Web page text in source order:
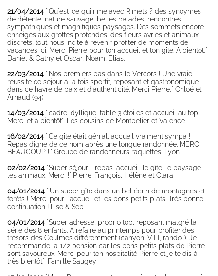
21/04/2014 ''Qu'est-ce qui rime avec Rimets ? des synoymes
de détente, nature sauvage, belles balades, rencontres
sympathiques et magnifiques paysages. Des sommets encore
enneigés aux grottes profondes, des fleurs avriés et animaux
discrets, tout nous incite à revenir profiter de moments de
vacances ici. Merci Pierre pour ton accueil et ton gîte. A bientôt.''
Daniel & Cathy et Oscar, Noam, Elias.
22/03/2014 ''Nos premiers pas dans le Vercors ! Une vraie
réussite ce séjour à la fois sportif, reposant et gastronomique
dans ce havre de paix et d'authenticité. Merci Pierre.'' Chloé et
Arnaud (94)
14/03/2014 ''cadre idyllique, table 3 étoiles et accueil au top.
Merci et à bientôt'' Les cousins de Montpelier et Valence
16/02/2014 ''Ce gîte était génial, accueil vraiment sympa !
Repas digne de ce nom après une longue randonnée. MERCI
BEAUCOUP !'' Groupe de randonneurs raquettes, Lyon
02/02/2014 "Super séjour = repas, accueil, le gîte, le paysage,
les animaux. Merci !" Pierre-François, Hélène et Clara
04/01/2014 ''Un super gîte dans un bel écrin de montagnes et
forêts ! Merci pour l'accueil et les bons petits plats. Très bonne
continuation ! Lise & Seb
04/01/2014 "Super adresse, proprio top, reposant malgré la
série des 8 enfants. A refaire au printemps pour profiter des
trésors des Coulmes différemment (canyon, VTT, rando...). Je
recommande la 1/2 pension car les bons petits plats de Pierre
sont savoureux. Merci pour ton hospitalité Pierre et je te dis à
très bientôt.'' Famille Saugey